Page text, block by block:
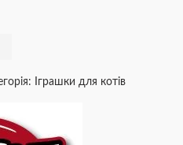
Іграшки для котів